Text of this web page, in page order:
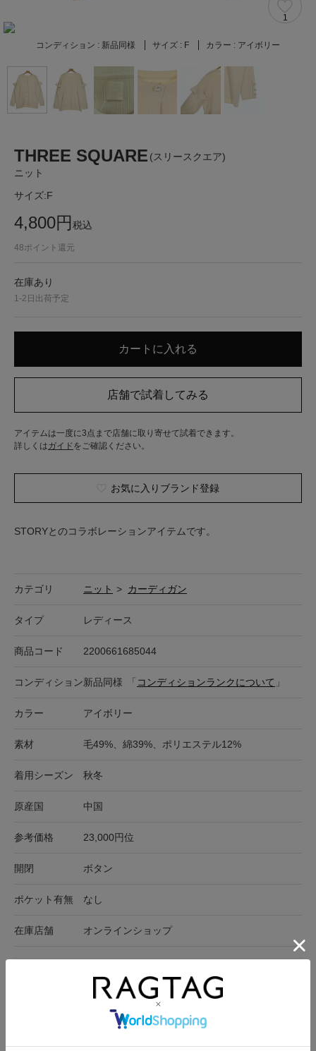
1
コンディション : 新品同様 サイズ : F カラー : アイボリー
THREE SQUARE (スリースクエア)
ニット
サイズ:F
4,800円税込
48ポイント還元
在庫あり
1-2日出荷予定
アイテムは一度に3点まで店舗に取り寄せて試着できます。
詳しくはガイド をご確認ください。
お気に入りブランド登録
STORYとのコラボレーションアイテムです。
カテゴリ ニット > カーディガン
タイプ レディース
商品コード 2200661685044
コンディション新品同様 「 コンディションランクについて 」
カラー アイボリー
素材 毛49%、綿39%、ポリエステル12%
着用シーズン 秋冬
原産国 中国
参考価格 23,000円位
開閉 ボタン
ポケット有無 なし
在庫店舗 オンラインショップ
63cm 55cm 50cm